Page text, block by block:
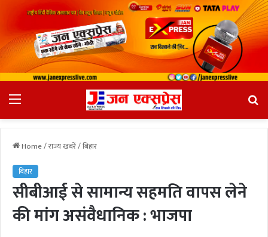
Home/राज्य खबरें/बिहार
बिहार
सीबीआई से सामान्य सहमति वापस लेने
की मांग असंवैधानिक : भाजपा